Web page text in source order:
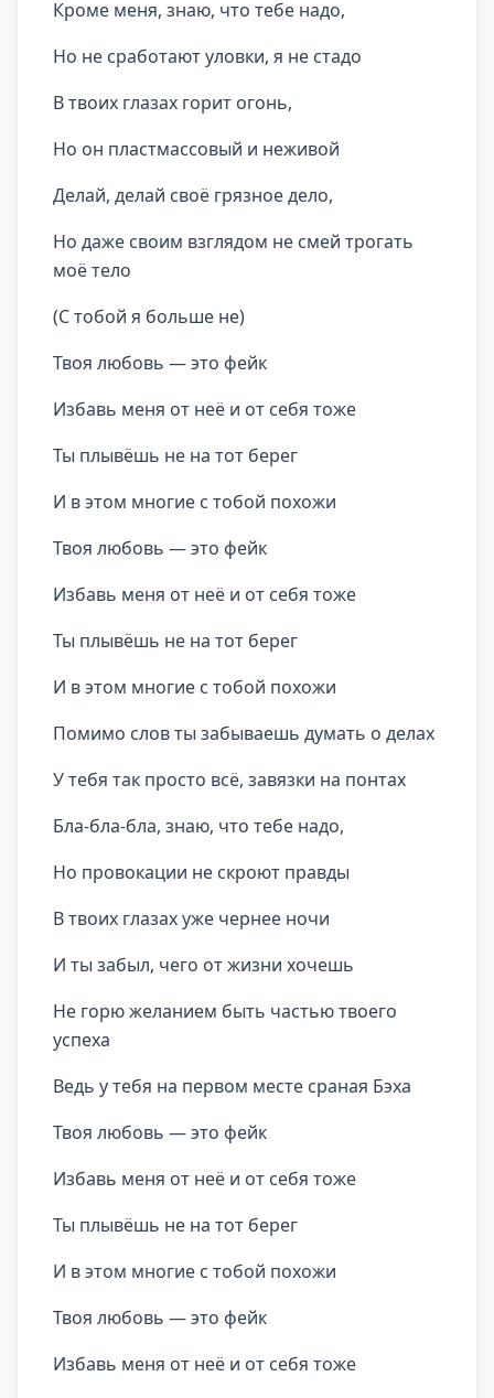
Кроме меня, знаю, что тебе надо,
Но не сработают уловки, я не стадо
В твоих глазах горит огонь,
Но он пластмассовый и неживой
Делай, делай своё грязное дело,
Но даже своим взглядом не смей трогать
моё тело
(С тобой я больше не)
Твоя любовь — это фейк
Избавь меня от неё и от себя тоже
Ты плывёшь не на тот берег
И в этом многие с тобой похожи
Твоя любовь — это фейк
Избавь меня от неё и от себя тоже
Ты плывёшь не на тот берег
И в этом многие с тобой похожи
Помимо слов ты забываешь думать о делах
У тебя так просто всё, завязки на понтах
Бла-бла-бла, знаю, что тебе надо,
Но провокации не скроют правды
В твоих глазах уже чернее ночи
И ты забыл, чего от жизни хочешь
Не горю желанием быть частью твоего
успеха
Ведь у тебя на первом месте сраная Бэха
Твоя любовь — это фейк
Избавь меня от неё и от себя тоже
Ты плывёшь не на тот берег
И в этом многие с тобой похожи
Твоя любовь — это фейк
Избавь меня от неё и от себя тоже